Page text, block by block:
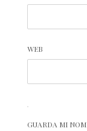
WEB
GUARDA MI